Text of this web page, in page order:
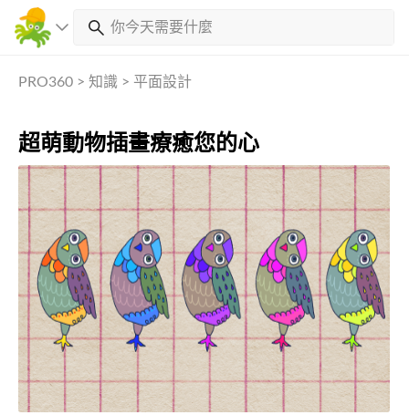
PRO360 > 知識 > 平面設計
超萌動物插畫療癒您的心